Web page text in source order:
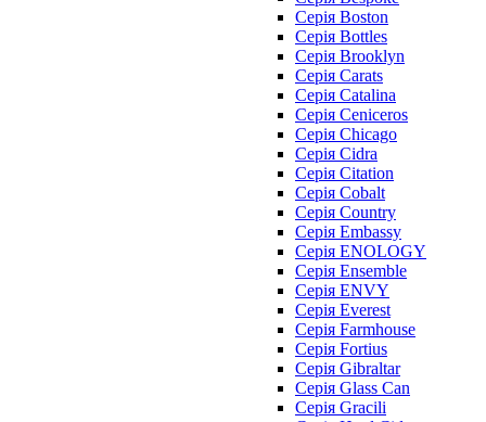
Серія Boston
Серія Bottles
Серія Brooklyn
Серія Carats
Серія Catalina
Серія Ceniceros
Серія Chicago
Серія Cidra
Серія Citation
Серія Cobalt
Серія Country
Серія Embassy
Серія ENOLOGY
Серія Ensemble
Серія ENVY
Серія Everest
Серія Farmhouse
Серія Fortius
Серія Gibraltar
Серія Glass Can
Серія Gracili